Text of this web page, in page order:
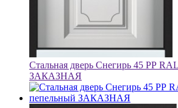
Стальная дверь Снегирь 45 РР
ЗАКАЗНАЯ